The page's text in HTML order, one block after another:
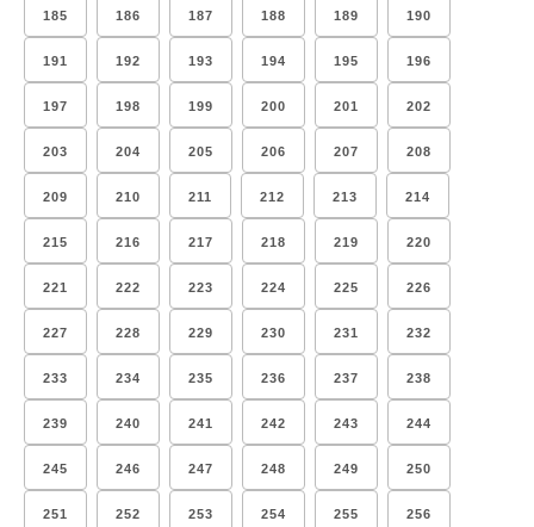
185 186 187 188 189 190
191 192 193 194 195 196
197 198 199 200 201 202
203 204 205 206 207 208
209 210 211 212 213 214
215 216 217 218 219 220
221 222 223 224 225 226
227 228 229 230 231 232
233 234 235 236 237 238
239 240 241 242 243 244
245 246 247 248 249 250
251 252 253 254 255 256